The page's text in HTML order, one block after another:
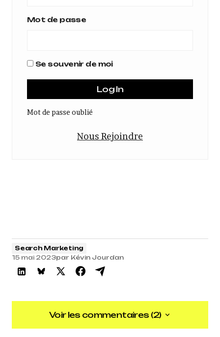
Mot de passe
Se souvenir de moi
Mot de passe oublié
Nous Rejoindre
Search Marketing
15 mai 2023par Kévin Jourdan
Voir les commentaires (2)
Voir les commentaires (2)